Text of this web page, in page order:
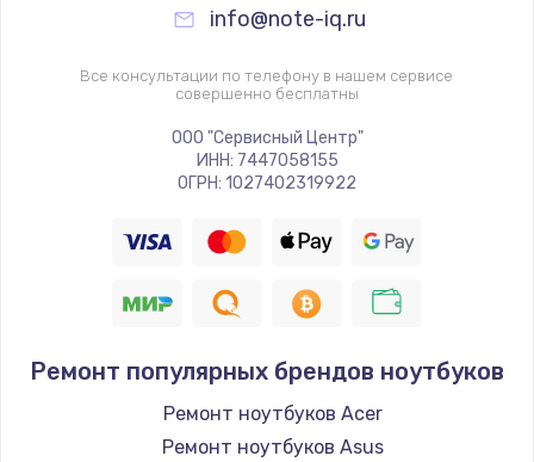
Заказать
Замена Wi-Fi модуля
Заказать
1800 руб.
Заказать
Замена разъема питания
800 руб.
Заказать
info@note-iq.ru
Все консультации по телефону в нашем сервисе
совершенно бесплатны
ООО "Сервисный Центр"
ИНН: 7447058155
ОГРН: 1027402319922
Ремонт популярных брендов ноутбуков
Ремонт ноутбуков Acer
Ремонт ноутбуков Asus